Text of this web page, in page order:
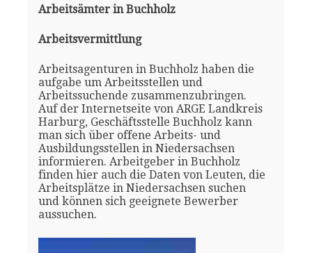
Arbeitsämter in Buchholz
Arbeitsvermittlung
Arbeitsagenturen in Buchholz haben die
aufgabe um Arbeitsstellen und
Arbeitssuchende zusammenzubringen.
Auf der Internetseite von ARGE Landkreis
Harburg, Geschäftsstelle Buchholz kann
man sich über offene Arbeits- und
Ausbildungsstellen in Niedersachsen
informieren. Arbeitgeber in Buchholz
finden hier auch die Daten von Leuten, die
Arbeitsplätze in Niedersachsen suchen
und können sich geeignete Bewerber
aussuchen.